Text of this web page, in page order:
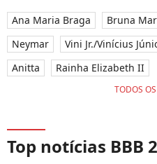
Ana Maria Braga Bruna
Neymar
Vini Jr./Vinícius
Anitta
Rainha Elizabeth II
TODOS
Top notícias BBB